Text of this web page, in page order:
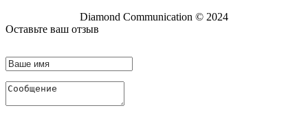
Diamond Communication © 2024
Оставьте ваш отзыв